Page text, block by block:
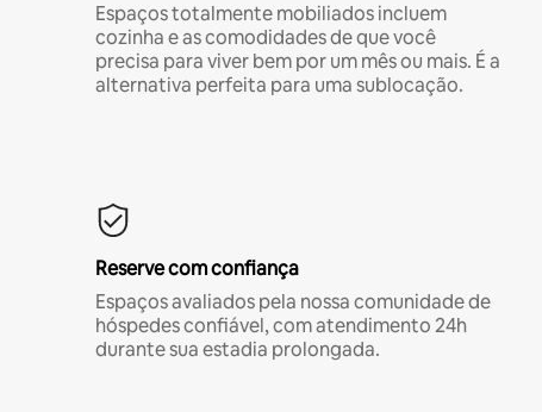
Espaços totalmente mobiliados incluem
cozinha e as comodidades de que você
precisa para viver bem por um mês ou mais. É a
alternativa perfeita para uma sublocação.
Reserve com confiança
Espaços avaliados pela nossa comunidade de
hóspedes confiável, com atendimento 24h
durante sua estadia prolongada.